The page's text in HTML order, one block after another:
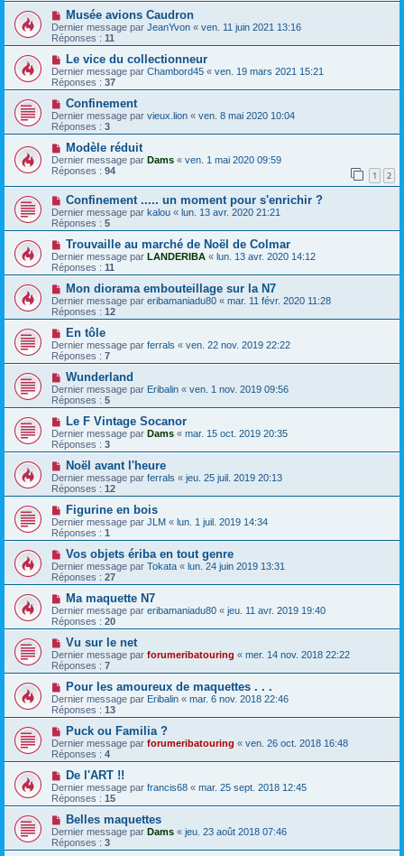
Musée avions Caudron
Dernier message par JeanYvon « ven. 11 juin 2021 13:16
Réponses : 11
Le vice du collectionneur
Dernier message par Chambord45 « ven. 19 mars 2021 15:21
Réponses : 37
Confinement
Dernier message par vieux.lion « ven. 8 mai 2020 10:04
Réponses : 3
Modèle réduit
Dernier message par Dams « ven. 1 mai 2020 09:59
Réponses : 94 1 2
Confinement ..... un moment pour s'enrichir ?
Dernier message par kalou « lun. 13 avr. 2020 21:21
Réponses : 5
Trouvaille au marché de Noël de Colmar
Dernier message par LANDERIBA « lun. 13 avr. 2020 14:12
Réponses : 11
Mon diorama embouteillage sur la N7
Dernier message par eribamaniadu80 « mar. 11 févr. 2020 11:28
Réponses : 12
En tôle
Dernier message par ferrals « ven. 22 nov. 2019 22:22
Réponses : 7
Wunderland
Dernier message par Eribalin « ven. 1 nov. 2019 09:56
Réponses : 5
Le F Vintage Socanor
Dernier message par Dams « mar. 15 oct. 2019 20:35
Réponses : 3
Noël avant l'heure
Dernier message par ferrals « jeu. 25 juil. 2019 20:13
Réponses : 12
Figurine en bois
Dernier message par JLM « lun. 1 juil. 2019 14:34
Réponses : 1
Vos objets ériba en tout genre
Dernier message par Tokata « lun. 24 juin 2019 13:31
Réponses : 27
Ma maquette N7
Dernier message par eribamaniadu80 « jeu. 11 avr. 2019 19:40
Réponses : 20
Vu sur le net
Dernier message par forumeribatouring « mer. 14 nov. 2018 22:22
Réponses : 7
Pour les amoureux de maquettes . . .
Dernier message par Eribalin « mar. 6 nov. 2018 22:46
Réponses : 13
Puck ou Familia ?
Dernier message par forumeribatouring « ven. 26 oct. 2018 16:48
Réponses : 4
De l'ART !!
Dernier message par francis68 « mar. 25 sept. 2018 12:45
Réponses : 15
Belles maquettes
Dernier message par Dams « jeu. 23 août 2018 07:46
Réponses : 3